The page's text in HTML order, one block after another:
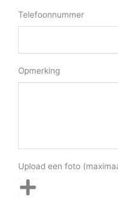
Telefoonnummer
Opmerking
Upload een foto